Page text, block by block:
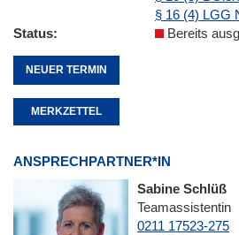
§ 16 (4) LGG
Status
Bereits
NEUER TERMIN
MERKZETTEL
ANSPRECHPARTNER*IN
Sabine Schlüß
Teamassistentin
0211 17523-275